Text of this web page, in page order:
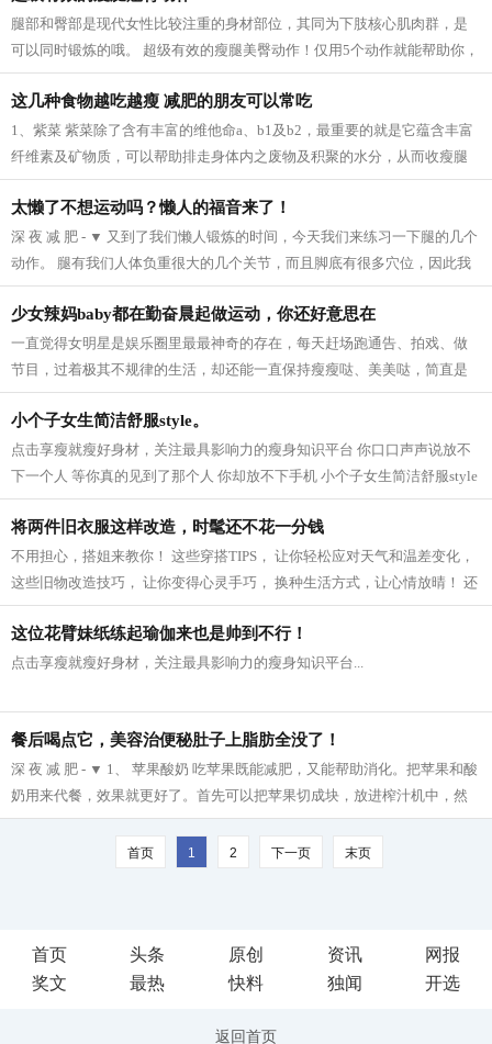
腿部和臀部是现代女性比较注重的身材部位，其同为下肢核心肌肉群，是
可以同时锻炼的哦。 超级有效的瘦腿美臀动作！仅用5个动作就能帮助你，
瘦出性感美腿，同时还塑造紧致翘臀...
这几种食物越吃越瘦 减肥的朋友可以常吃
1、紫菜 紫菜除了含有丰富的维他命a、b1及b2，最重要的就是它蕴含丰富
纤维素及矿物质，可以帮助排走身体内之废物及积聚的水分，从而收瘦腿
之效。 2、芝麻 芝麻它的亚麻仁油酸可以...
太懒了不想运动吗？懒人的福音来了！
深 夜 减 肥 - ▼ 又到了我们懒人锻炼的时间，今天我们来练习一下腿的几个
动作。 腿有我们人体负重很大的几个关节，而且脚底有很多穴位，因此我
们要多锻炼我们的脚，促进血液循...
少女辣妈baby都在勤奋晨起做运动，你还好意思在
一直觉得女明星是娱乐圈里最最神奇的存在，每天赶场跑通告、拍戏、做
节目，过着极其不规律的生活，却还能一直保持瘦瘦哒、美美哒，简直是
羡慕死我们这些凡人啦~老天爷爷太不公...
小个子女生简洁舒服style。
点击享瘦就瘦好身材，关注最具影响力的瘦身知识平台 你口口声声说放不
下一个人 等你真的见到了那个人 你却放不下手机 小个子女生简洁舒服style
模特身高159CM 165cm半熟女生的轻熟小性...
将两件旧衣服这样改造，时髦还不花一分钱
不用担心，搭姐来教你！ 这些穿搭TIPS， 让你轻松应对天气和温差变化，
这些旧物改造技巧， 让你变得心灵手巧， 换种生活方式，让心情放晴！ 还
等什么，快点学起来吧！ 针织衫 风...
这位花臂妹纸练起瑜伽来也是帅到不行！
点击享瘦就瘦好身材，关注最具影响力的瘦身知识平台...
餐后喝点它，美容治便秘肚子上脂肪全没了！
深 夜 减 肥 - ▼ 1、 苹果酸奶 吃苹果既能减肥，又能帮助消化。把苹果和酸
奶用来代餐，效果就更好了。首先可以把苹果切成块，放进榨汁机中，然
后再把榨好的苹果汁与酸奶拌在一起...
首页 1 2 下一页 末页
首页 头条 原创 资讯
网报
奖文
最热 快料 独闻 开选
返回首页